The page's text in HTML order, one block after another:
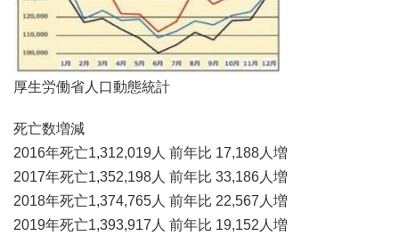
厚生労働省人口動態統計
死亡数増減
2016年死亡1,312,019人 前年比 17,188人増
2017年死亡1,352,198人 前年比 33,186人増
2018年死亡1,374,765人 前年比 22,567人増
2019年死亡1,393,917人 前年比 19,152人増